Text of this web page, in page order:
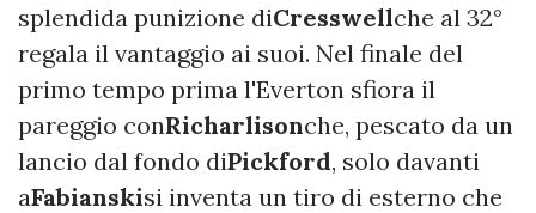
splendida punizione diCresswellche al 32°
regala il vantaggio ai suoi. Nel finale del
primo tempo prima l'Everton sfiora il
pareggio conRicharlisonche, pescato da un
lancio dal fondo diPickford, solo davanti
aFabianskisi inventa un tiro di esterno che